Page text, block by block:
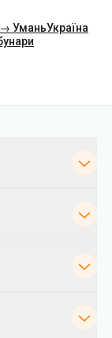
УманьУкраїна